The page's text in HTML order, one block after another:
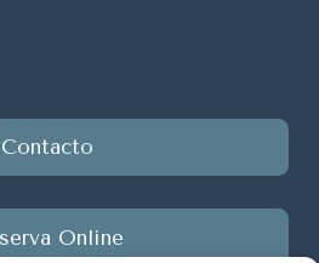
Contacto
Online